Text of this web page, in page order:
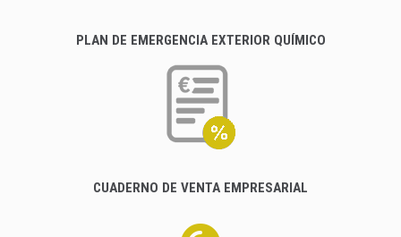
PLAN DE EMERGENCIA EXTERIOR QUÍMICO
CUADERNO DE VENTA EMPRESARIAL